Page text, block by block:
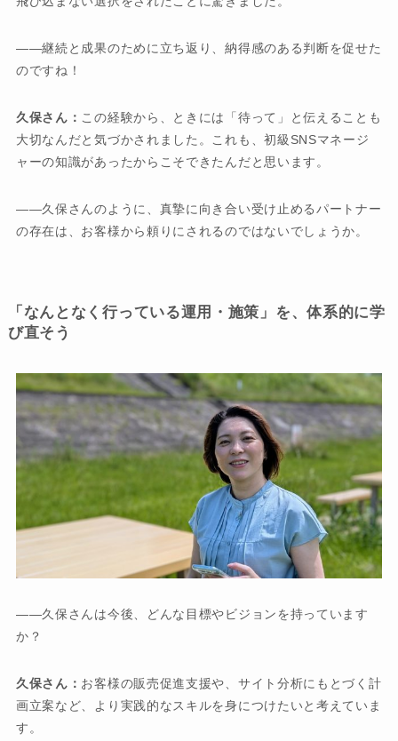
――継続と成果のために立ち返り、納得感のある判断を促せた
のですね！
久保さん： この経験から、ときには「待って」と伝えることも
大切なんだと気づかされました。これも、初級SNSマネージ
ャーの知識があったからこそできたんだと思います。
――久保さんのように、真摯に向き合い受け止めるパートナー
の存在は、お客様から頼りにされるのではないでしょうか。
「なんとなく行っている運用・施策」を、体系的に学
び直そう
――久保さんは今後、どんな目標やビジョンを持っています
か？
久保さん： お客様の販売促進支援や、サイト分析にもとづく計
画立案など、より実践的なスキルを身につけたいと考えていま
す。